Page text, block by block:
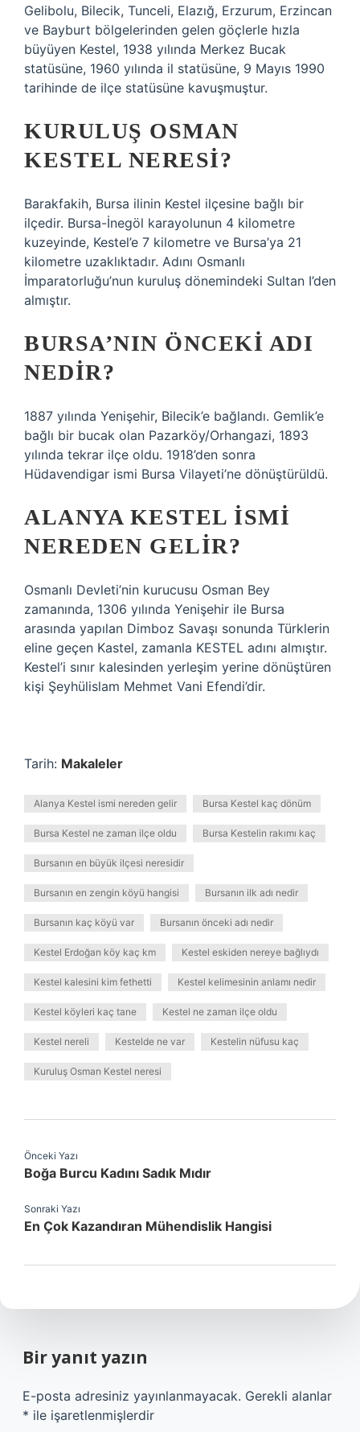
Gelibolu, Bilecik, Tunceli, Elazığ, Erzurum, Erzincan
ve Bayburt bölgelerinden gelen göçlerle hızla
büyüyen Kestel, 1938 yılında Merkez Bucak
statüsüne, 1960 yılında il statüsüne, 9 Mayıs 1990
tarihinde de ilçe statüsüne kavuşmuştur.
KURULUŞ OSMAN
KESTEL NERESI?
Barakfakih, Bursa ilinin Kestel ilçesine bağlı bir
ilçedir. Bursa-İnegöl karayolunun 4 kilometre
kuzeyinde, Kestel’e 7 kilometre ve Bursa’ya 21
kilometre uzaklıktadır. Adını Osmanlı
İmparatorluğu’nun kuruluş dönemindeki Sultan I’den
almıştır.
BURSA’NIN ÖNCEKI ADI
NEDIR?
1887 yılında Yenişehir, Bilecik’e bağlandı. Gemlik’e
bağlı bir bucak olan Pazarköy/Orhangazi, 1893
yılında tekrar ilçe oldu. 1918’den sonra
Hüdavendigar ismi Bursa Vilayeti’ne dönüştürüldü.
ALANYA KESTEL ISMI
NEREDEN GELIR?
Osmanlı Devleti’nin kurucusu Osman Bey
zamanında, 1306 yılında Yenişehir ile Bursa
arasında yapılan Dimboz Savaşı sonunda Türklerin
eline geçen Kastel, zamanla KESTEL adını almıştır.
Kestel’i sınır kalesinden yerleşim yerine dönüştüren
kişi Şeyhülislam Mehmet Vani Efendi’dir.
Tarih: Makaleler
Alanya Kestel ismi nereden gelir Bursa Kestel kaç dönüm
Bursa Kestel ne zaman ilçe oldu Bursa Kestelin rakımı kaç
Bursanın en büyük ilçesi neresidir
Bursanın en zengin köyü hangisi Bursanın ilk adı nedir
Bursanın kaç köyü var Bursanın önceki adı nedir
Kestel Erdoğan köy kaç km Kestel eskiden nereye bağlıydı
Kestel kalesini kim fethetti Kestel kelimesinin anlamı nedir
Kestel köyleri kaç tane Kestel ne zaman ilçe oldu
Kestel nereli Kestelde ne var Kestelin nüfusu kaç
Kuruluş Osman Kestel neresi
Önceki Yazı
Boğa Burcu Kadını Sadık Mıdır
Sonraki Yazı
En Çok Kazandıran Mühendislik Hangisi
Bir yanıt yazın
E-posta adresiniz yayınlanmayacak. Gerekli alanlar
* ile işaretlenmişlerdir